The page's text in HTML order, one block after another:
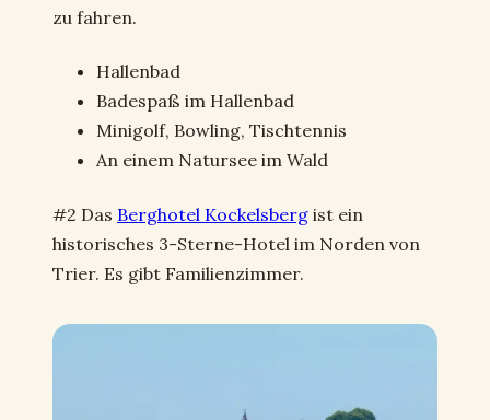
zu fahren.
Hallenbad
Badespaß im Hallenbad
Minigolf, Bowling, Tischtennis
An einem Natursee im Wald
#2 Das Berghotel Kockelsberg ist ein
historisches 3-Sterne-Hotel im Norden von
Trier. Es gibt Familienzimmer.